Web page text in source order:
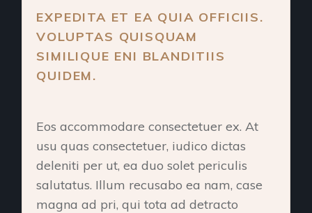
EXPEDITA ET EA QUIA OFFICIIS.
VOLUPTAS QUISQUAM
SIMILIQUE ENI BLANDITIIS
QUIDEM.
Eos accommodare consectetuer ex. At
usu quas consectetuer, iudico dictas
deleniti per ut, ea duo solet periculis
salutatus. Illum recusabo ea nam, case
magna ad pri, qui tota ad detracto